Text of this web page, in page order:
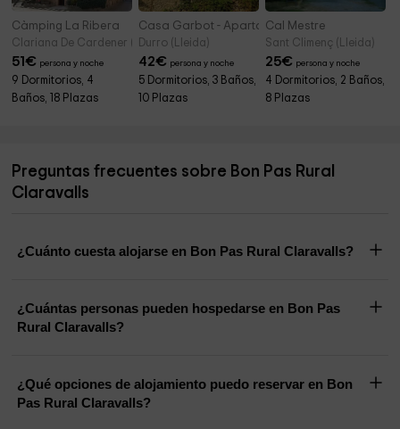
Càmping La Ribera
Clariana De Cardener (Lleida)
51€ persona y noche
9 Dormitorios, 4
Baños, 18 Plazas
Casa Garbot - Apartamentos
Durro (Lleida)
42€ persona y noche
5 Dormitorios, 3 Baños,
10 Plazas
Cal Mestre
Sant Climenç (Lleida)
25€ persona y noche
4 Dormitorios, 2 Baños,
8 Plazas
Preguntas frecuentes sobre Bon Pas Rural
Claravalls
¿Cuánto cuesta alojarse en Bon Pas Rural Claravalls?
¿Cuántas personas pueden hospedarse en Bon Pas
Rural Claravalls?
¿Qué opciones de alojamiento puedo reservar en Bon
Pas Rural Claravalls?